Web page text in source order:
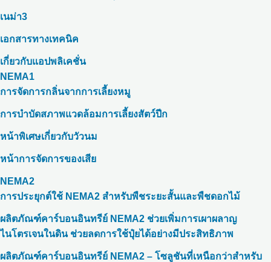
เนม่า3
เอกสารทางเทคนิค
เกี่ยวกับแอปพลิเคชั่น
NEMA1
การจัดการกลิ่นจากการเลี้ยงหมู
การบำบัดสภาพแวดล้อมการเลี้ยงสัตว์ปีก
หน้าพิเศษเกี่ยวกับวัวนม
หน้าการจัดการของเสีย
NEMA2
การประยุกต์ใช้ NEMA2 สำหรับพืชระยะสั้นและพืชดอกไม้
ผลิตภัณฑ์คาร์บอนอินทรีย์ NEMA2 ช่วยเพิ่มการเผาผลาญ
ไนโตรเจนในดิน ช่วยลดการใช้ปุ๋ยได้อย่างมีประสิทธิภาพ
ผลิตภัณฑ์คาร์บอนอินทรีย์ NEMA2 – โซลูชันที่เหนือกว่าสำหรับ